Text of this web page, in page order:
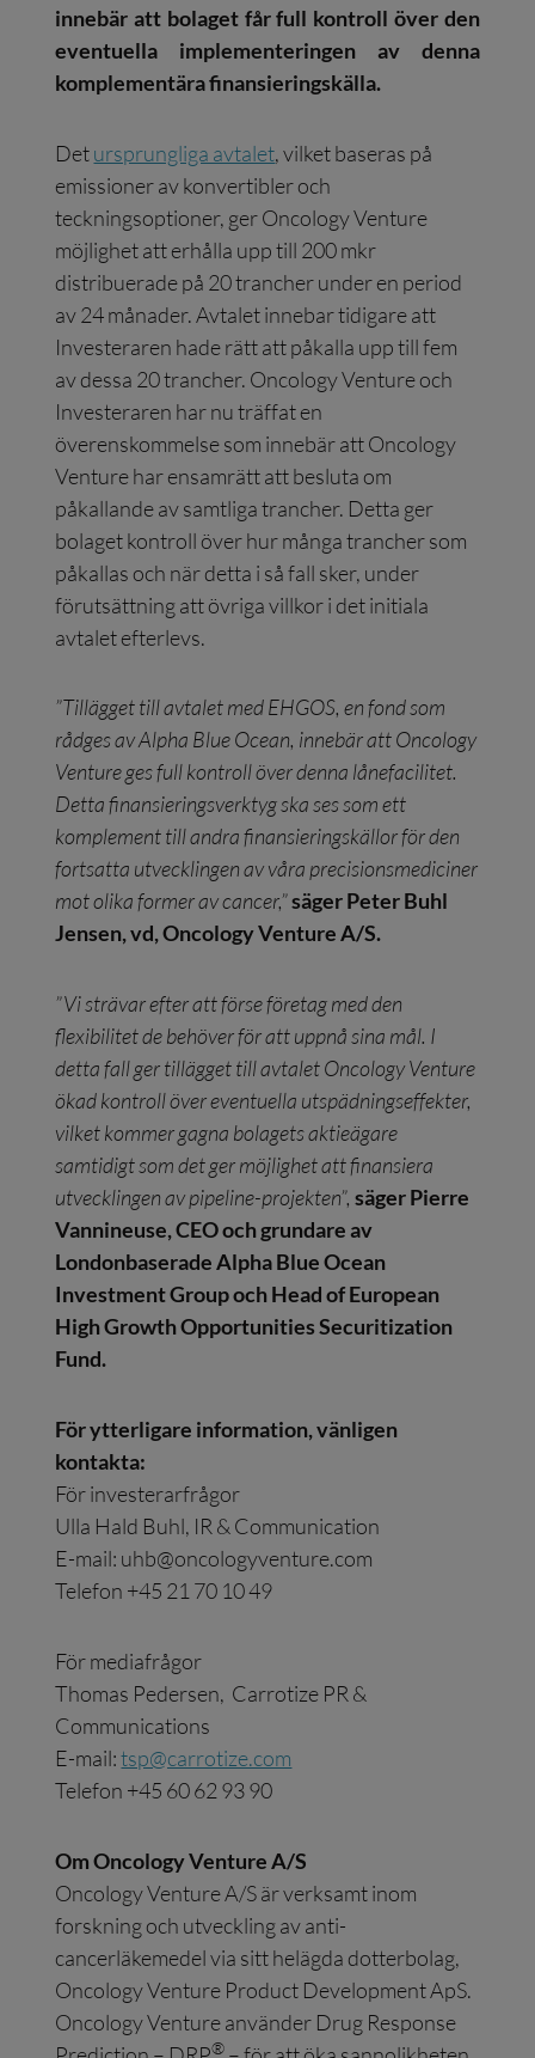
innebär att bolaget får full kontroll över den
eventuella implementeringen av denna
komplementära finansieringskälla.
Detursprungliga avtalet, vilket baseras på
emissioner av konvertibler och
teckningsoptioner, ger Oncology Venture
möjlighet att erhålla upp till 200 mkr
distribuerade på 20 trancher under en period
av 24 månader. Avtalet innebar tidigare att
Investeraren hade rätt att påkalla upp till fem
av dessa 20 trancher. Oncology Venture och
Investeraren har nu träffat en
överenskommelse som innebär att Oncology
Venture har ensamrätt att besluta om
påkallande av samtliga trancher. Detta ger
bolaget kontroll över hur många trancher som
påkallas och när detta i så fall sker, under
förutsättning att övriga villkor i det initiala
avtalet efterlevs.
”Tillägget till avtalet med EHGOS, en fond som
rådges av Alpha Blue Ocean, innebär att Oncology
Venture ges full kontroll över denna lånefacilitet.
Detta finansieringsverktyg ska ses som ett
komplement till andra finansieringskällor för den
fortsatta utvecklingen av våra precisionsmediciner
mot olika former av cancer,”säger Peter Buhl
Jensen, vd, Oncology Venture A/S.
”Vi strävar efter att förse företag med den
flexibilitet de behöver för att uppnå sina mål. I
detta fall ger tillägget till avtalet Oncology Venture
ökad kontroll över eventuella utspädningseffekter,
vilket kommer gagna bolagets aktieägare
samtidigt som det ger möjlighet att finansiera
utvecklingen av pipeline-projekten”, säger Pierre
Vannineuse, CEO och grundare av
Londonbaserade Alpha Blue Ocean
Investment Group och Head of European
High Growth Opportunities Securitization
Fund.
För ytterligare information, vänligen
kontakta:
För investerarfrågor
Ulla Hald Buhl, IR & Communication
E-mail: uhb@oncologyventure.com
Telefon +45 21 70 10 49
För mediafrågor
Thomas Pedersen, Carrotize PR &
Communications
E-mail:tsp@carrotize.com
Telefon +45 60 62 93 90
Om Oncology Venture A/S
Oncology Venture A/S är verksamt inom
forskning och utveckling av anti-
cancerläkemedel via sitt helägda dotterbolag,
Oncology Venture Product Development ApS.
Oncology Venture använder Drug Response
®